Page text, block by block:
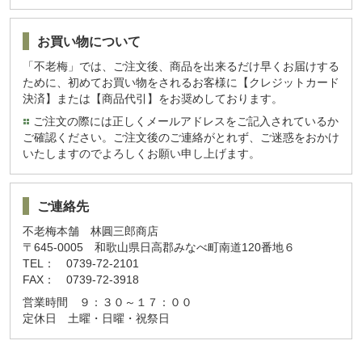
お買い物について
「不老梅」では、ご注文後、商品を出来るだけ早くお届けする
ために、初めてお買い物をされるお客様に【クレジットカード
決済】または【商品代引】をお奨めしております。
ご注文の際には正しくメールアドレスをご記入されているか
ご確認ください。ご注文後のご連絡がとれず、ご迷惑をおかけ
いたしますのでよろしくお願い申し上げます。
ご連絡先
不老梅本舗 林圓三郎商店
〒645-0005 和歌山県日高郡みなべ町南道120番地６
TEL： 0739-72-2101
FAX： 0739-72-3918
営業時間 ９：３０～１７：００
定休日 土曜・日曜・祝祭日